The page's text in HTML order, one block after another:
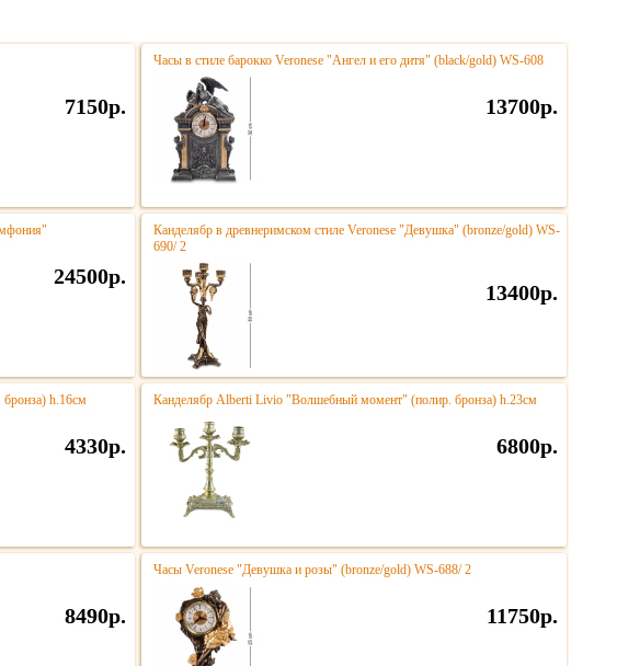
7150р.
Часы в стиле барокко Veronese "Ангел и его дитя" (black/gold) WS-608
13700р.
24500р.
Канделябр в древнеримском стиле Veronese "Девушка" (bronze/gold) WS-
690/ 2
13400р.
h.16см
4330р.
Канделябр Alberti Livio "Волшебный момент" (полир. бронза) h.23см
6800р.
8490р.
Часы Veronese "Девушка и розы" (bronze/gold) WS-688/ 2
11750р.